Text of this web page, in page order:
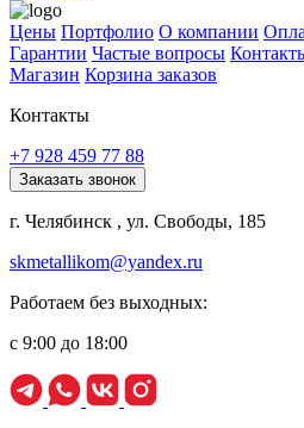
Цены Портфолио О компании
Гарантии Частые вопросы
Магазин Корзина заказов
Контакты
+7 928 459 77 88
Заказать звонок
г. Челябинск , ул. Свободы, 185
skmetallikom@yandex.ru
Работаем без выходных:
с 9:00 до 18:00